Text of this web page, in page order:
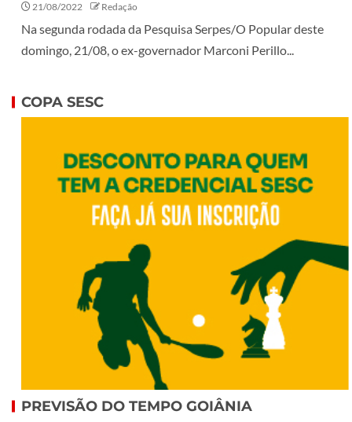
21/08/2022 Redação
Na segunda rodada da Pesquisa Serpes/O Popular deste
domingo, 21/08, o ex-governador Marconi Perillo...
COPA SESC
PREVISÃO DO TEMPO GOIÂNIA